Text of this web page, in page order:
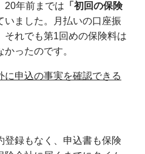
20年前までは 「初回の保険
いました。月払いの口座振
それでも第1回めの保険料は
ったのです。
に申込の事実を確認できる
登録もなく、申込書も保険